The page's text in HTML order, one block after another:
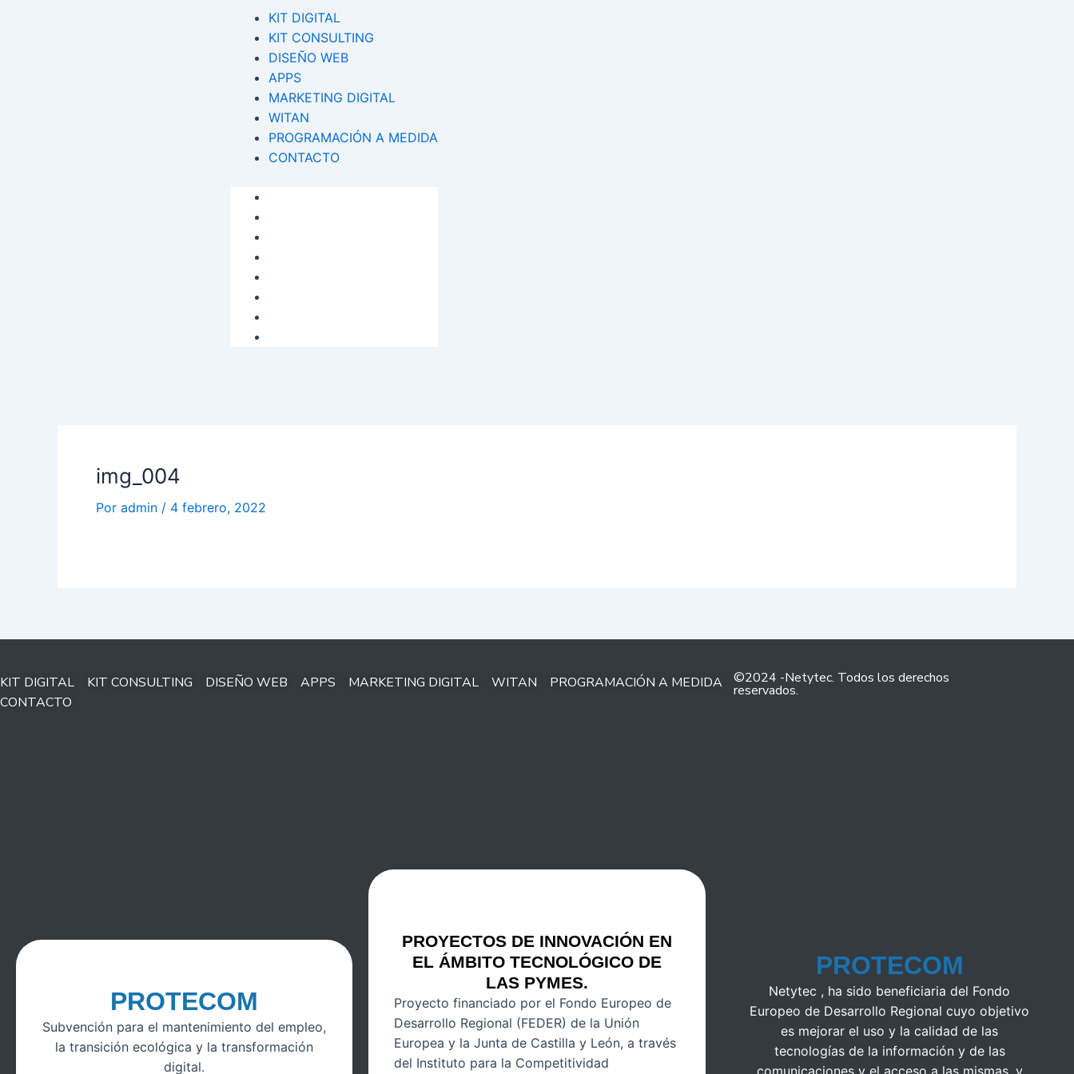
KIT DIGITAL
KIT CONSULTING
DISEÑO WEB
APPS
MARKETING DIGITAL
WITAN
PROGRAMACIÓN A MEDIDA
CONTACTO
Menu
img_004
Por admin / 4 febrero, 2022
KIT DIGITAL KIT CONSULTING DISEÑO WEB APPS MARKETING DIGITAL WITAN
PROGRAMACIÓN A MEDIDA
CONTACTO
©2024 -Netytec. Todos los derechos
reservados.
PROTECOM
Subvención para el mantenimiento del empleo,
la transición ecológica y la transformación
digital.
PROYECTOS DE INNOVACIÓN EN
EL ÁMBITO TECNOLÓGICO DE
LAS PYMES.
Proyecto financiado por el Fondo Europeo de
Desarrollo Regional (FEDER) de la Unión
Europea y la Junta de Castilla y León, a través
del Instituto para la Competitividad
PROTECOM
Netytec , ha sido beneficiaria del Fondo
Europeo de Desarrollo Regional cuyo objetivo
es mejorar el uso y la calidad de las
tecnologías de la información y de las
comunicaciones y el acceso a las mismas, y